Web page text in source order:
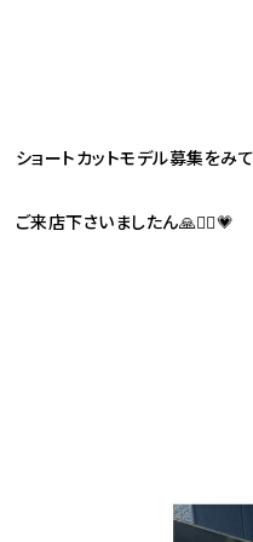
ショートカットモデル募集をみ
ご来店下さいましたん🙏🙇‍♀️💗